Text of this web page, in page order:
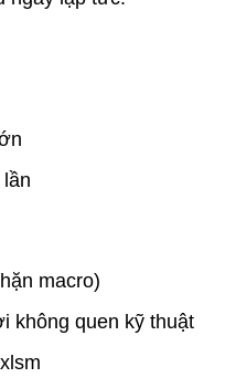
macro)
không quen kỹ thuật